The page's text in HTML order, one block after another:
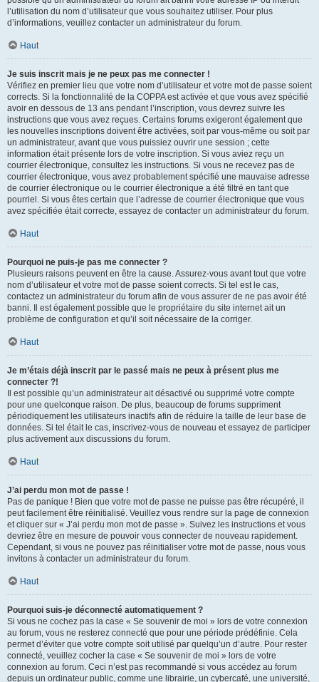
l’utilisation du nom d’utilisateur que vous souhaitez utiliser. Pour plus
d’informations, veuillez contacter un administrateur du forum.
Haut
Je suis inscrit mais je ne peux pas me connecter !
Vérifiez en premier lieu que votre nom d’utilisateur et votre mot de passe soient
corrects. Si la fonctionnalité de la COPPA est activée et que vous avez spécifié
avoir en dessous de 13 ans pendant l’inscription, vous devrez suivre les
instructions que vous avez reçues. Certains forums exigeront également que
les nouvelles inscriptions doivent être activées, soit par vous-même ou soit par
un administrateur, avant que vous puissiez ouvrir une session ; cette
information était présente lors de votre inscription. Si vous aviez reçu un
courrier électronique, consultez les instructions. Si vous ne recevez pas de
courrier électronique, vous avez probablement spécifié une mauvaise adresse
de courrier électronique ou le courrier électronique a été filtré en tant que
pourriel. Si vous êtes certain que l’adresse de courrier électronique que vous
avez spécifiée était correcte, essayez de contacter un administrateur du forum.
Haut
Pourquoi ne puis-je pas me connecter ?
Plusieurs raisons peuvent en être la cause. Assurez-vous avant tout que votre
nom d’utilisateur et votre mot de passe soient corrects. Si tel est le cas,
contactez un administrateur du forum afin de vous assurer de ne pas avoir été
banni. Il est également possible que le propriétaire du site internet ait un
problème de configuration et qu’il soit nécessaire de la corriger.
Haut
Je m’étais déjà inscrit par le passé mais ne peux à présent plus me
connecter ?!
Il est possible qu’un administrateur ait désactivé ou supprimé votre compte
pour une quelconque raison. De plus, beaucoup de forums suppriment
périodiquement les utilisateurs inactifs afin de réduire la taille de leur base de
données. Si tel était le cas, inscrivez-vous de nouveau et essayez de participer
plus activement aux discussions du forum.
Haut
J’ai perdu mon mot de passe !
Pas de panique ! Bien que votre mot de passe ne puisse pas être récupéré, il
peut facilement être réinitialisé. Veuillez vous rendre sur la page de connexion
et cliquer sur « J’ai perdu mon mot de passe ». Suivez les instructions et vous
devriez être en mesure de pouvoir vous connecter de nouveau rapidement.
Cependant, si vous ne pouvez pas réinitialiser votre mot de passe, nous vous
invitons à contacter un administrateur du forum.
Haut
Pourquoi suis-je déconnecté automatiquement ?
Si vous ne cochez pas la case « Se souvenir de moi » lors de votre connexion
au forum, vous ne resterez connecté que pour une période prédéfinie. Cela
permet d’éviter que votre compte soit utilisé par quelqu’un d’autre. Pour rester
connecté, veuillez cocher la case « Se souvenir de moi » lors de votre
connexion au forum. Ceci n’est pas recommandé si vous accédez au forum
depuis un ordinateur public, comme une librairie, un cybercafé, une université,